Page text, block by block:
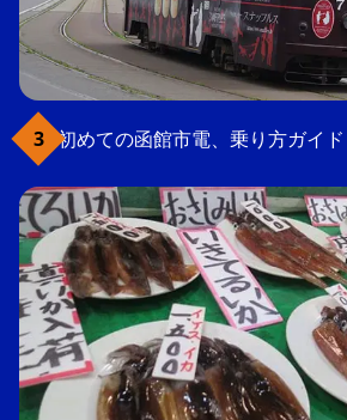
初めての函館市電、乗り方ガイド